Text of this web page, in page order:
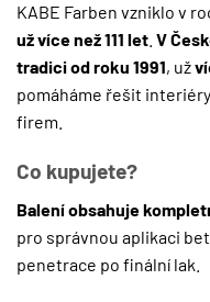
KABE Farben vzniklo v
už více než 111 let V
tradici od roku 1991, už
pomáháme řešit
firem.
Co kupujete?
Balení obsahuje
pro správnou aplikaci
penetrace po finální lak.